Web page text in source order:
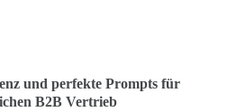
und perfekte Prompts für
B2B Vertrieb